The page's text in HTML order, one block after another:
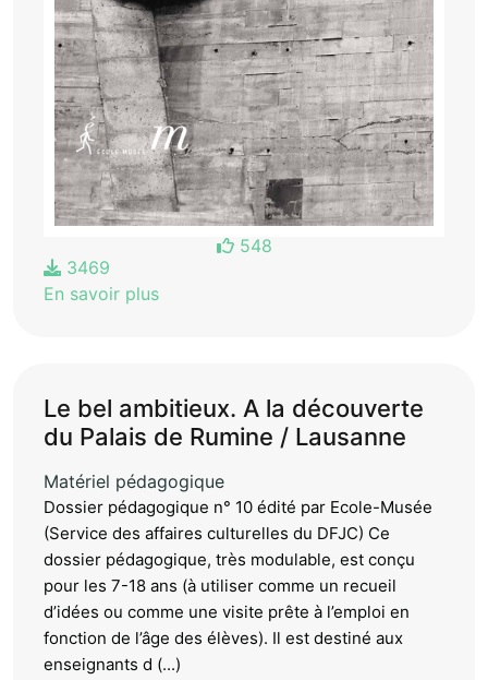
548
3469
En savoir plus
Le bel ambitieux. A la découverte
du Palais de Rumine / Lausanne
Matériel pédagogique
Dossier pédagogique n° 10 édité par Ecole-Musée
(Service des affaires culturelles du DFJC) Ce
dossier pédagogique, très modulable, est conçu
pour les 7-18 ans (à utiliser comme un recueil
d’idées ou comme une visite prête à l’emploi en
fonction de l’âge des élèves). Il est destiné aux
enseignants d (...)